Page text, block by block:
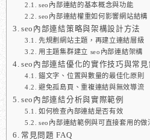
網站系統開發：打造高效能業務需
seo內部連結的基本概念與功能
seo內部連結權重如何影響網站結構
seo內部連結策略與架構設計方法
先規劃網站主題，再建立連結層級
用主題集群建立 seo內部連結架構
seo內部連結優化的實作技巧與常見
錨文字、位置與數量的最佳化原則
避免孤島頁、重複連結與無效導流
seo內部連結分析與實際範例
如何檢查內部連結是否有效
seo內部連結範例與可直接套用的做
常見問題 FAQ